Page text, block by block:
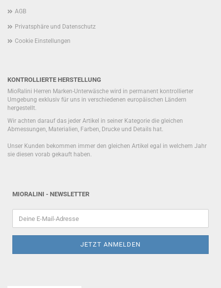
AGB
Privatsphäre und Datenschutz
Cookie Einstellungen
KONTROLLIERTE HERSTELLUNG
MioRalini Herren Marken-Unterwäsche wird in permanent kontrollierter
Umgebung exklusiv für uns in verschiedenen europäischen Ländern
hergestellt.
Wir achten darauf das jeder Artikel in seiner Kategorie die gleichen
Abmessungen, Materialien, Farben, Drucke und Details hat.
Unser Kunden bekommen immer den gleichen Artikel egal in welchem Jahr
sie diesen vorab gekauft haben.
MIORALINI - NEWSLETTER